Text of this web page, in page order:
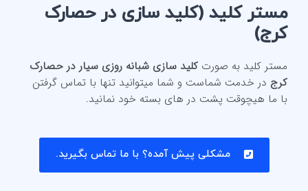
مستر کلید (کلید سازی در حصارک
کرج)
مستر کلید به صورت کلید سازی شبانه روزی سیار در حصارک
کرج در خدمت شماست و شما میتوانید تنها با تماس گرفتن
با ما هیچوقت پشت در های بسته خود نمانید.
مشکلی پیش آمده؟ با ما تماس بگیرید.